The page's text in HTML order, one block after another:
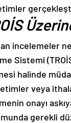
incelemeler
Sistemi
halinde
veya
onayı
gerekli